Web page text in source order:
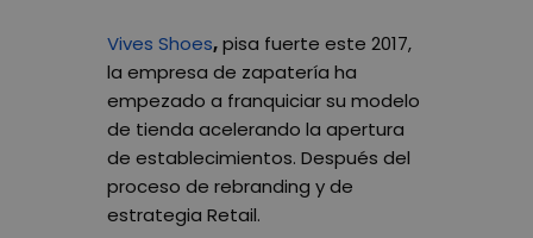
Vives Shoes,pisa fuerte este 2017,
la empresa de zapatería ha
empezado a franquiciar su modelo
de tienda acelerando la apertura
de establecimientos. Después del
proceso de rebranding y de
estrategia Retail.